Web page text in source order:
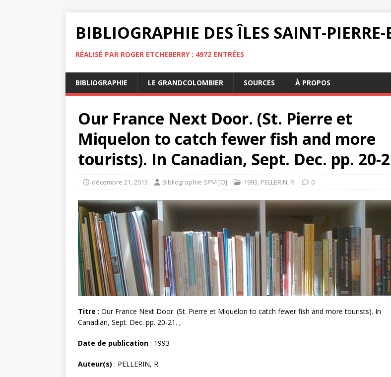
BIBLIOGRAPHIE DES ÎLES SAINT-
RÉALISÉ PAR ROGER ETCHEBERRY : 4972 ENTRÉES
BIBLIOGRAPHIE LE GRANDCOLOMBIER SOURCES À PROPOS
Our France Next Door. (St. Pierre et
Miquelon to catch fewer fish and more
tourists). In Canadian, Sept. Dec. pp. 20-
décembre 21, 2013 Bibliographie SPM [O] 1993, PELLERIN, R. 0
Titre : Our France Next Door. (St. Pierre et Miquelon to catch fewer fish and more tourists). In
Canadian, Sept. Dec. pp. 20-21. ,
Date de publication : 1993
Auteur(s) : PELLERIN, R.